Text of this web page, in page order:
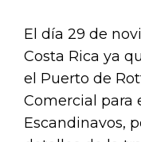
El día 29 de
Costa Rica ya
el Puerto de
Comercial para
Escandinavos,